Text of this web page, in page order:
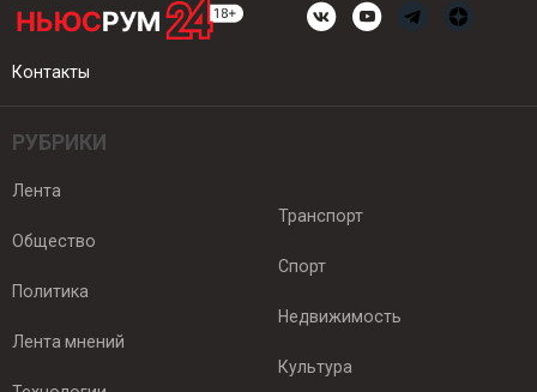
Контакты
РУБРИКИ
Лента
Общество
Политика
Лента мнений
Транспорт
Спорт
Недвижимость
Культура